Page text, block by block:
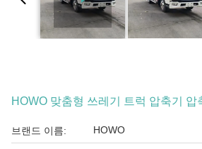
HOWO 맞춤형 쓰레기 트럭 압축기 압
브랜드 이름: HOWO